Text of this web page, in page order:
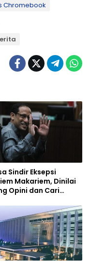
Chromebook
Sindir Eksepsi
Makariem, Dinilai
Opini dan Cari